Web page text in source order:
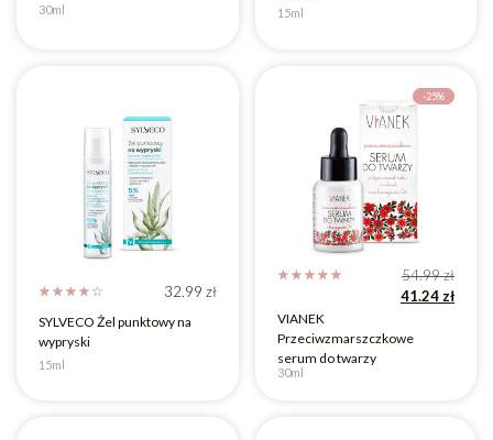
30ml 15ml
☆ ☆ ☆ ☆ ☆ 32.99 zł
SYLVECO Żel punktowy na
wypryski
15ml
-25%
☆ ☆ ☆ ☆ ☆ 54.99zł
41.24 zł
VIANEK
Przeciwzmarszczkowe
serum do twarzy
30ml